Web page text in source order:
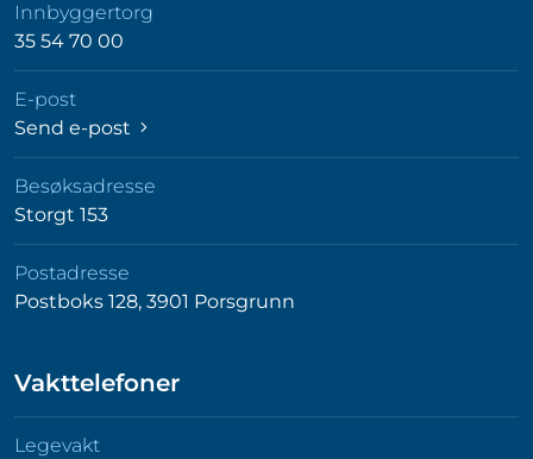
Innbyggertorg
35 54 70 00
E-post
Send e-post
Besøksadresse
Storgt 153
Postadresse
Postboks 128, 3901 Porsgrunn
Vakttelefoner
Legevakt